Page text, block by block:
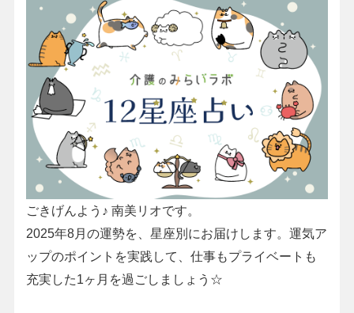
ごきげんよう♪ 南美リオです。
2025年8月の運勢を、星座別にお届けします。運気ア
ップのポイントを実践して、仕事もプライベートも
充実した1ヶ月を過ごしましょう☆